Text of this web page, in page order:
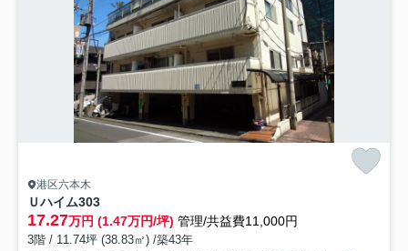
港区六本木
Ｕハイム303
17.27万円 (1.47万円/坪) 管理/共益費11,000円
3階 / 11.74坪 (38.83㎡) /築43年